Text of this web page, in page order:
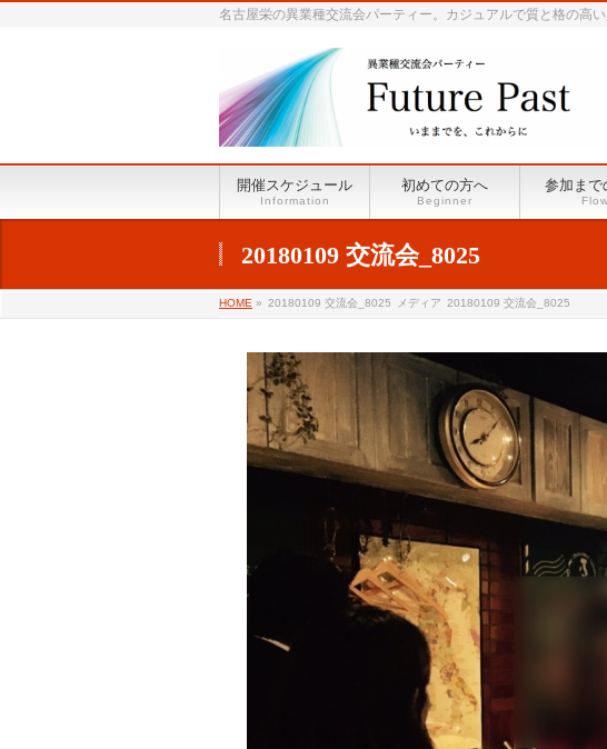
名古屋栄の異業種交流会パーティー。カジュアルで質と格の高
開催スケジュール
Information
初めての方へ
Beginner
参加まで
Flow
20180109 交流会_8025
HOME » 20180109 交流会_8025 メディア 20180109 交流会_8025